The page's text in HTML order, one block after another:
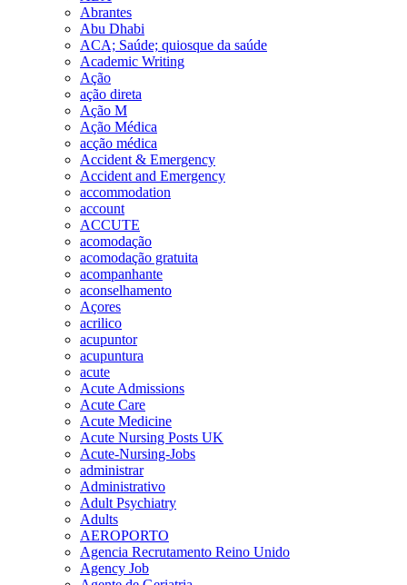
Abrantes
Abu Dhabi
ACA; Saúde; quiosque da saúde
Academic Writing
Ação
ação direta
Ação M
Ação Médica
acção médica
Accident & Emergency
Accident and Emergency
accommodation
account
ACCUTE
acomodação
acomodação gratuita
acompanhante
aconselhamento
Açores
acrilico
acupuntor
acupuntura
acute
Acute Admissions
Acute Care
Acute Medicine
Acute Nursing Posts UK
Acute-Nursing-Jobs
administrar
Administrativo
Adult Psychiatry
Adults
AEROPORTO
Agencia Recrutamento Reino Unido
Agency Job